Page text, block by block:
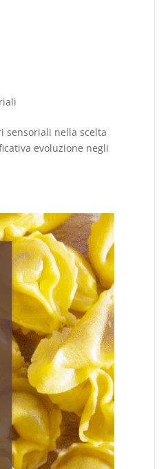
sensoriali nella scelta
evoluzione negli